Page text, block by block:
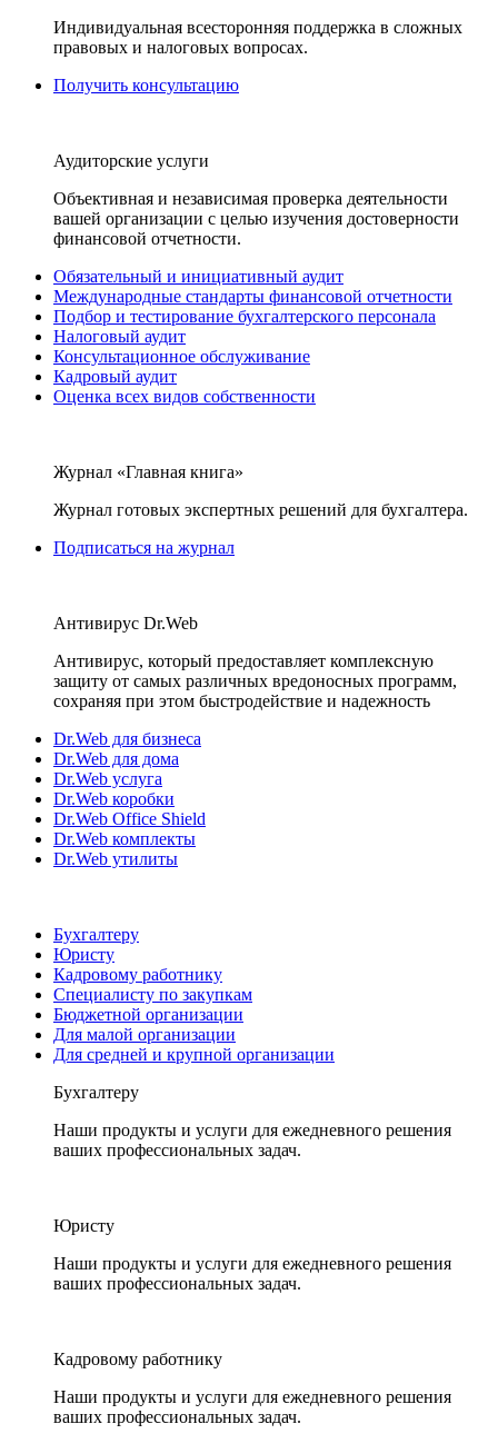
Индивидуальная всесторонняя поддержка в сложных
правовых и налоговых вопросах.
Получить консультацию
Аудиторские услуги
Объективная и независимая проверка деятельности
вашей организации с целью изучения достоверности
финансовой отчетности.
Обязательный и инициативный аудит
Международные стандарты финансовой отчетности
Подбор и тестирование бухгалтерского персонала
Налоговый аудит
Консультационное обслуживание
Кадровый аудит
Оценка всех видов собственности
Журнал «Главная книга»
Журнал готовых экспертных решений для бухгалтера.
Подписаться на журнал
Антивирус Dr.Web
Антивирус, который предоставляет комплексную
защиту от самых различных вредоносных программ,
сохраняя при этом быстродействие и надежность
Dr.Web для бизнеса
Dr.Web для дома
Dr.Web услуга
Dr.Web коробки
Dr.Web Office Shield
Dr.Web комплекты
Dr.Web утилиты
Бухгалтеру
Юристу
Кадровому работнику
Специалисту по закупкам
Бюджетной организации
Для малой организации
Для средней и крупной организации
Бухгалтеру
Наши продукты и услуги для ежедневного решения
ваших профессиональных задач.
Юристу
Наши продукты и услуги для ежедневного решения
ваших профессиональных задач.
Кадровому работнику
Наши продукты и услуги для ежедневного решения
ваших профессиональных задач.